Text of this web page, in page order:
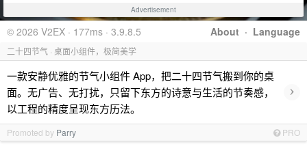
Advertisement
About · Language
© 2026 V2EX · 177ms · 3.9.8.5
二十四节气 · 桌面小组件，极简美学
一款安静优雅的节气小组件 App，把二十四节气搬到你的桌
面。无广告、无打扰，只留下东方的诗意与生活的节奏感，
以工程的精度呈现东方历法。
›
Promoted by Parry PRO